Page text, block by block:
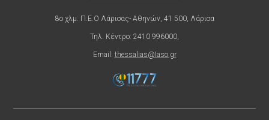
8ο χλμ. Π.Ε.Ο Λάρισας- Αθηνών, 41 500, Λάρισα
Τηλ. Κέντρο: 2410 996000,
Email: thessalias@Iaso.gr